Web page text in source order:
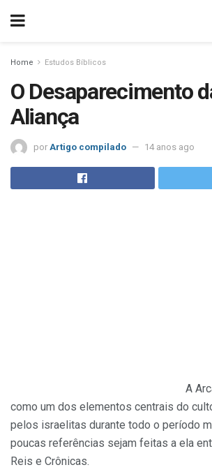
Home Estudos Bíblicos
O Desaparecimento
Aliança
por Artigo compilado 14 anos ago
A
como um dos elementos centrais do
pelos israelitas durante todo o período
poucas referências sejam feitas a ela
Reis e Crônicas.